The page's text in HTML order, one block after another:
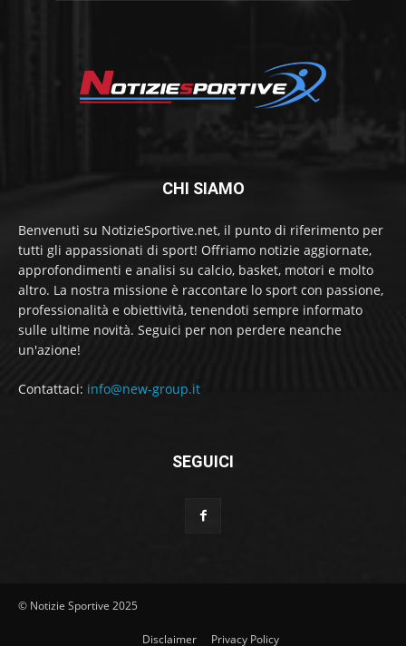
CHI SIAMO
Benvenuti su NotizieSportive.net, il punto di riferimento per
tutti gli appassionati di sport! Offriamo notizie aggiornate,
approfondimenti e analisi su calcio, basket, motori e molto
altro. La nostra missione è raccontare lo sport con passione,
professionalità e obiettività, tenendoti sempre informato
sulle ultime novità. Seguici per non perdere neanche
un'azione!
Contattaci: info@new-group.it
SEGUICI
© Notizie Sportive 2025
Disclaimer Privacy Policy